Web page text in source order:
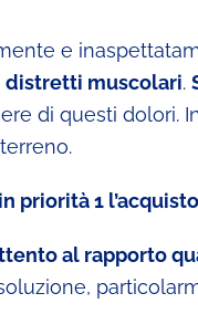
e
distretti muscolari.
di questi dolori.
priorità 1
al rapporto